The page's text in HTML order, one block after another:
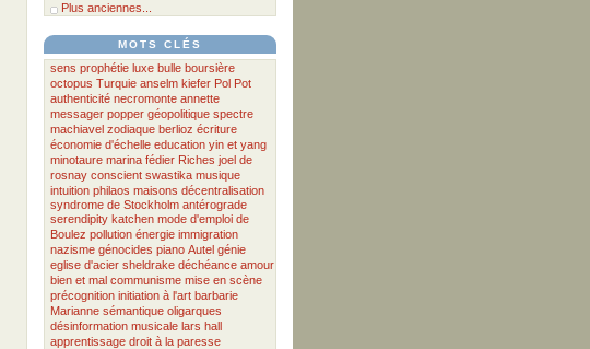
Plus anciennes...
MOTS CLÉS
sens prophétie luxe bulle boursière
octopus Turquie anselm kiefer Pol Pot
authenticité necromonte annette
messager popper géopolitique spectre
machiavel zodiaque berlioz écriture
économie d'échelle education yin et yang
minotaure marina fédier Riches joel de
rosnay conscient swastika musique
intuition philaos maisons décentralisation
syndrome de Stockholm antérograde
serendipity katchen mode d'emploi de
Boulez pollution énergie immigration
nazisme génocides piano Autel génie
eglise d'acier sheldrake déchéance amour
bien et mal communisme mise en scène
précognition initiation à l'art barbarie
Marianne sémantique oligarques
désinformation musicale lars hall
apprentissage droit à la paresse